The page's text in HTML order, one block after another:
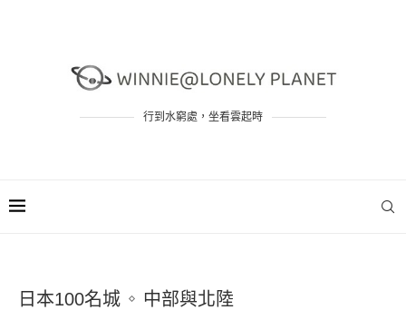
行到水窮處，坐看雲起時
日本100名城 中部與北陸